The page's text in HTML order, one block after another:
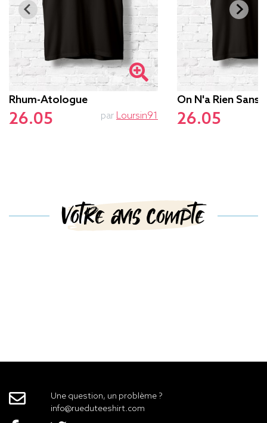
Rhum-Atologue
26.05 par Loursin91
On N'a Rien Sans
26.05
Votre avis compte
Une question, un problème ?
info@rueduteeshirt.com